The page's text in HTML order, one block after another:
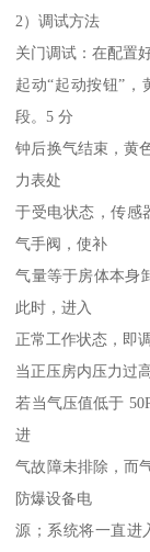
2）调试方法
关门调试：在配置
起动“起动按钮”，
段。5 分
钟后换气结束，黄
力表处
于受电状态，传感
气手阀，使补
气量等于房体本身
此时，进入
正常工作状态，即
当正压房内压力过
若当气压值低于
进
气故障未排除，而
防爆设备电
源；系统将一直进